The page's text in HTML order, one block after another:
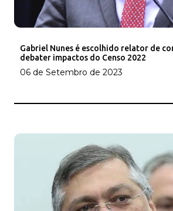
Gabriel Nunes é escolhido relator de
debater impactos do Censo 2022
06 de Setembro de 2023